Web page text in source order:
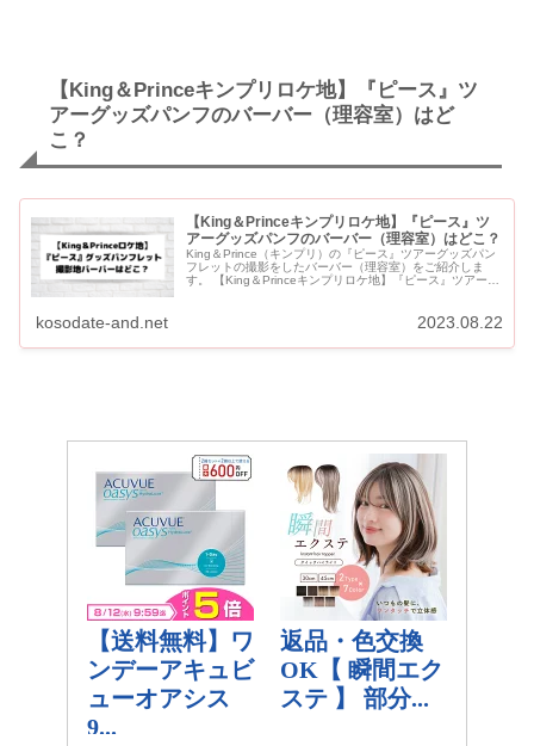
【King＆Princeキンプリロケ地】『ピース』ツ
アーグッズパンフのバーバー（理容室）はど
こ？
【King＆Princeキンプリロケ地】『ピース』ツ
アーグッズパンフのバーバー（理容室）はどこ？
King＆Prince（キンプリ）の『ピース』ツアーグッズパン
フレットの撮影をしたバーバー（理容室）をご紹介しま
す。 【King＆Princeキンプリロケ地】『ピース』ツアーグ
kosodate-and.net 2023.08.22